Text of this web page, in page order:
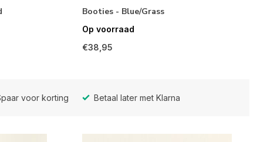
Booties - Blue/Grass
Op voorraad
€38,95
voor korting Betaal later met Klarna